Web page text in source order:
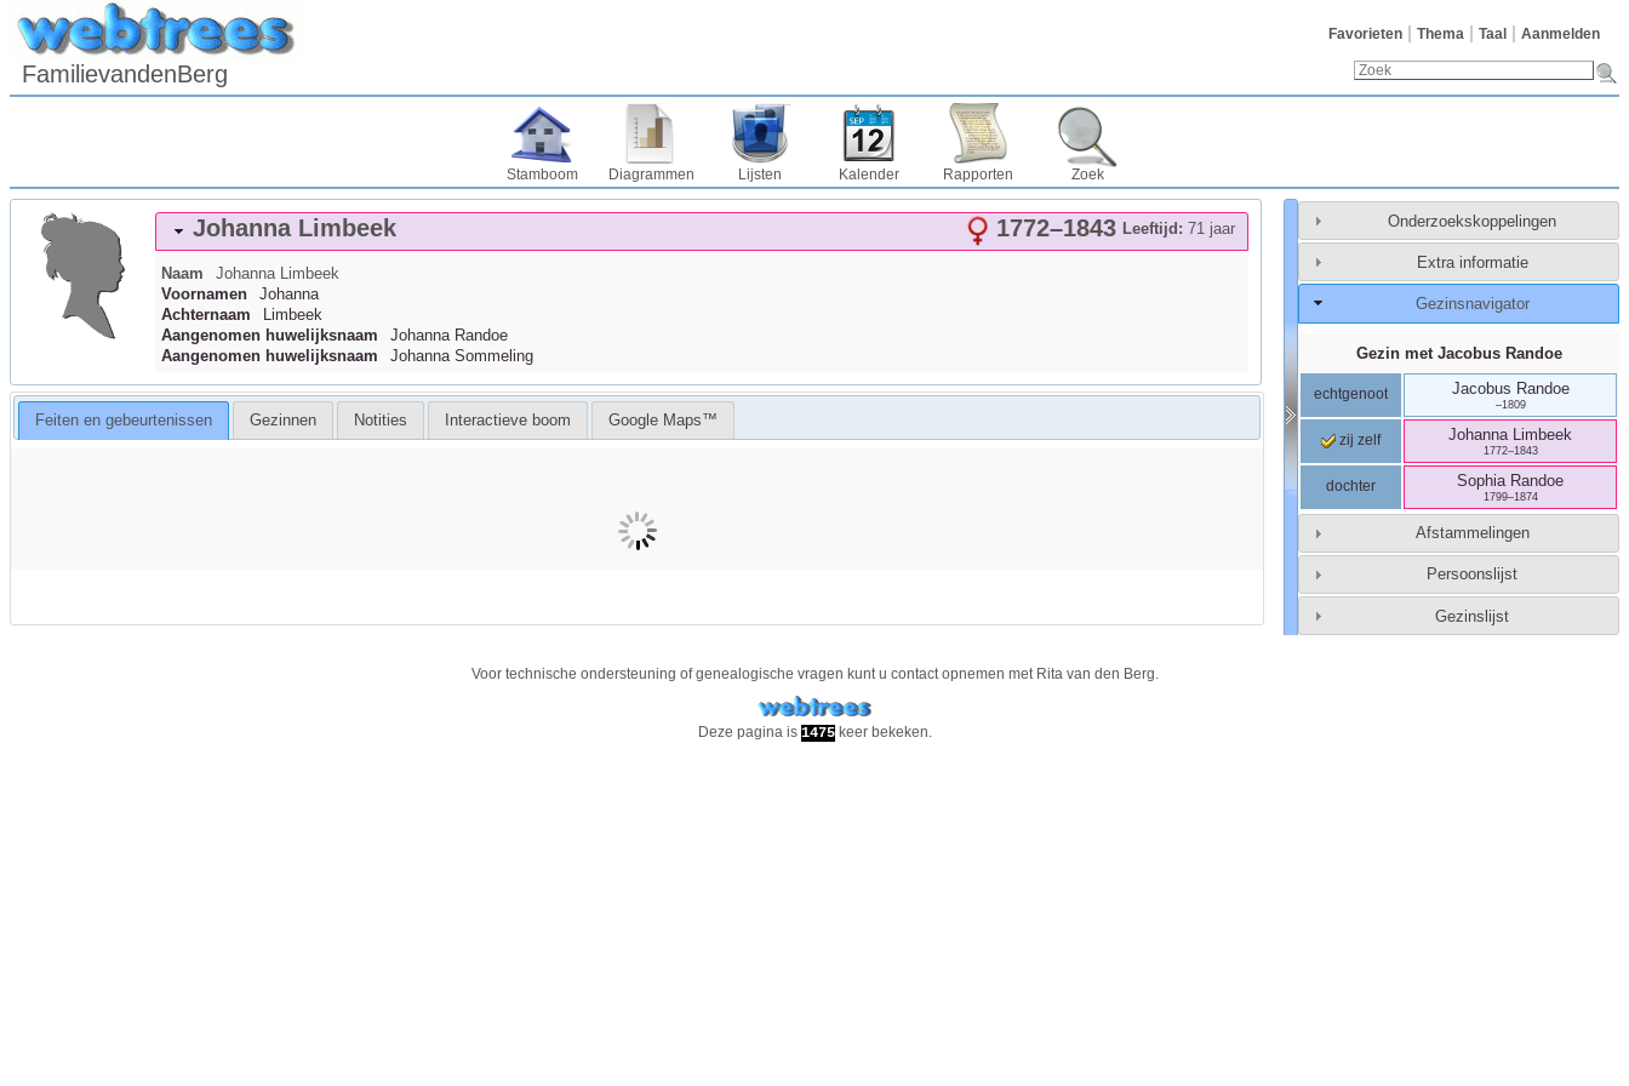
Favorieten Thema Taal Aanmelden
FamilievandenBerg
Stamboom Diagrammen Lijsten Kalender Rapporten Zoek
Johanna Limbeek Leeftijd: 71 jaar
1772–1843
Naam Johanna Limbeek
Voornamen
Johanna
Achternaam
Limbeek
Aangenomen huwelijksnaam
Johanna Randoe
Aangenomen huwelijksnaam
Johanna Sommeling
Feiten en gebeurtenissen Gezinnen Notities Interactieve boom Google Maps™
Onderzoekskoppelingen
Extra informatie
Gezinsnavigator
Gezin met Jacobus Randoe
echtgenoot Jacobus Randoe
–1809
zij zelf Johanna Limbeek
1772–1843
dochter Sophia Randoe
1799–1874
Afstammelingen
Persoonslijst
Gezinslijst
Voor technische ondersteuning of genealogische vragen kunt u contact opnemen met Rita van den Berg.
Deze pagina is 1475keer bekeken.